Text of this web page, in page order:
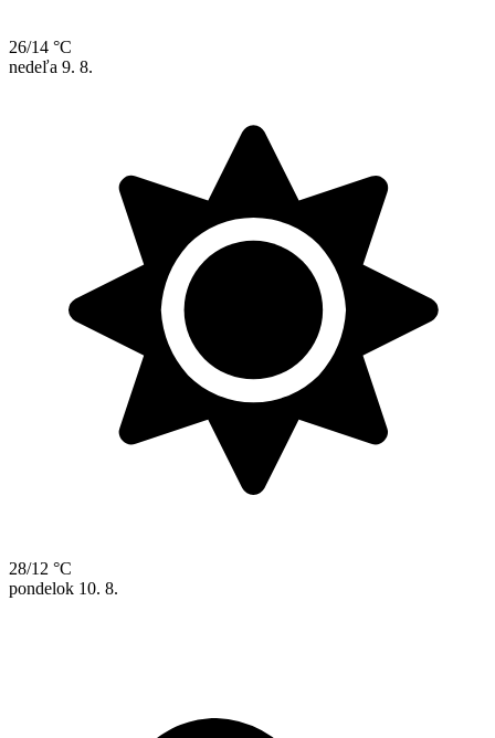
26/14 °C
nedeľa 9. 8.
28/12 °C
pondelok 10. 8.